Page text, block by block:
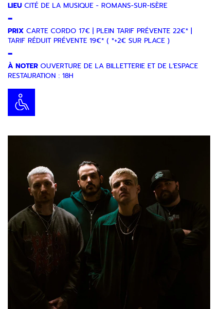
LIEU CITÉ DE LA MUSIQUE - ROMANS-SUR-ISÈRE
-
PRIX CARTE CORDO 17€ | PLEIN TARIF PRÉVENTE 22€* |
TARIF RÉDUIT PRÉVENTE 19€* ( *+2€ SUR PLACE )
-
À NOTER OUVERTURE DE LA BILLETTERIE ET DE L'ESPACE
RESTAURATION : 18H